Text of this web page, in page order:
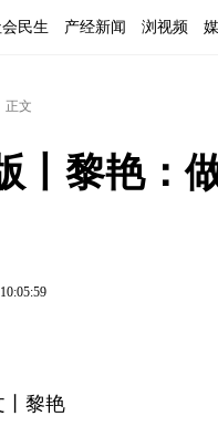
民生 产经新闻 浏视频
正文
丨黎艳：
丨黎艳